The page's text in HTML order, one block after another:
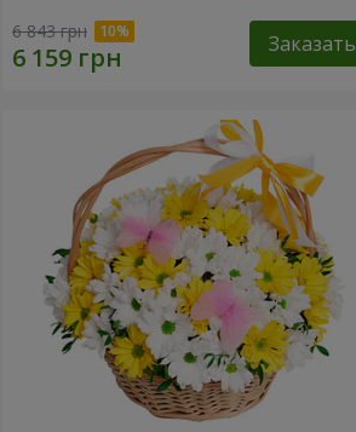
6 843 грн Заказать